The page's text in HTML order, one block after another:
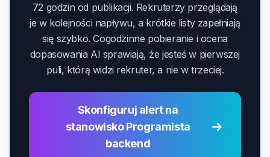
72 godzin od publikacji. Rekruterzy przeglądają
je w kolejności napływu, a krótkie listy zapełniają
się szybko. Cogodzinne pobieranie i ocena
dopasowania AI sprawiają, że jesteś w pierwszej
puli, którą widzi rekruter, a nie w trzeciej.
Skonfiguruj alert na
stanowisko Programista
backend